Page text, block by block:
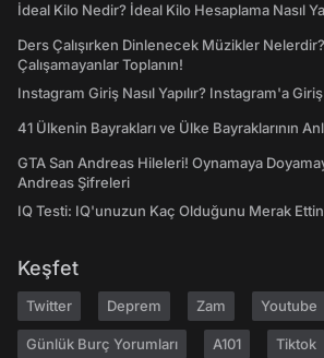
İdeal Kilo Nedir? İdeal Kilo Hesaplama Nasıl
Ders Çalışırken Dinlenecek Müzikler
Çalışamayanlar Toplanın!
Instagram Giriş Nasıl Yapılır? Instagram'a
41 Ülkenin Bayrakları ve Ülke Bayraklarının
GTA San Andreas Hileleri! Oynamaya
Andreas Şifreleri
IQ Testi: IQ'unuzun Kaç Olduğunu Merak
Keşfet
Twitter Deprem Zam Youtube
Günlük Burç Yorumları A101 Tiktok